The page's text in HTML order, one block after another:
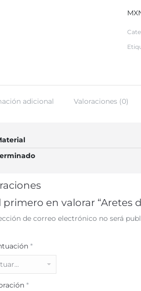
con
adicional Valoraciones (0)
primero en valorar
de correo electrónico no será
*
*